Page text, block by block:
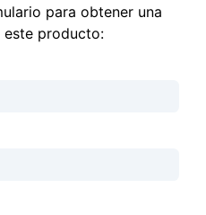
para obtener una
producto: